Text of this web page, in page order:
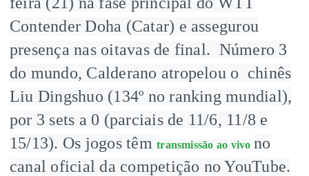
Contender Doha (Catar) e assegurou
presença nas oitavas de final. Número 3
do mundo, Calderano atropelou o chinês
Liu Dingshuo (134º no ranking mundial),
por 3 sets a 0 (parciais de 11/6, 11/8 e
15/13). Os jogos têmtransmissão ao vivo no
canal oficial da competição no YouTube.